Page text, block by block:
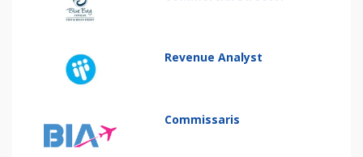
Revenue Analyst
Commissaris